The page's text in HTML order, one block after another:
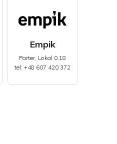
Empik
Parter, Lokal 0.18
tel: +48 607 420 372